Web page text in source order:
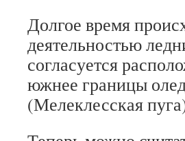
Долгое время
деятельностью
согласуется
южнее границы
(Мелеклесская